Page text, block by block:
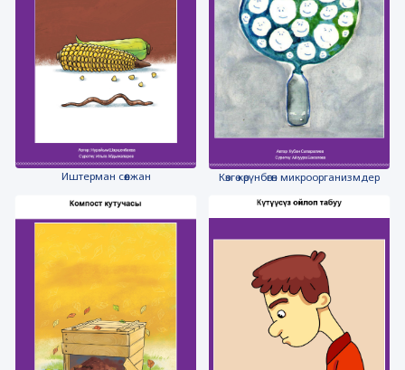
Иштерман сөөлжан Көзгө көрүнбөгөн микроорганизмдер